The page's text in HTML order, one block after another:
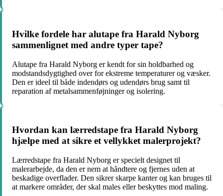
Hvilke fordele har alutape fra Harald Nyborg
sammenlignet med andre typer tape?
Alutape fra Harald Nyborg er kendt for sin holdbarhed og
modstandsdygtighed over for ekstreme temperaturer og væsker.
Den er ideel til både indendørs og udendørs brug samt til
reparation af metalsammenføjninger og isolering.
Hvordan kan lærredstape fra Harald Nyborg
hjælpe med at sikre et vellykket malerprojekt?
Lærredstape fra Harald Nyborg er specielt designet til
malerarbejde, da den er nem at håndtere og fjernes uden at
beskadige overflader. Den sikrer skarpe kanter og kan bruges til
at markere områder, der skal males eller beskyttes mod maling.